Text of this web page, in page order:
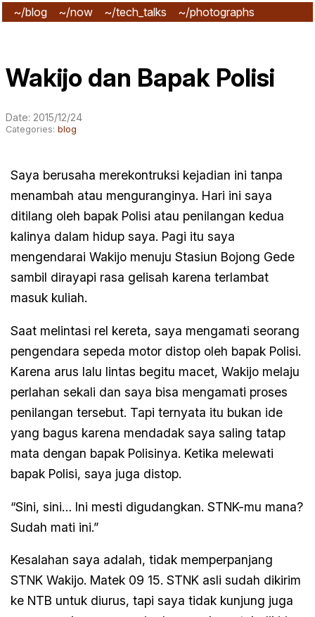
~/blog ~/now ~/tech_talks
~/photographs
Wakijo dan Bapak Polisi
Date: 2015/12/24
Categories:blog
Saya berusaha merekontruksi kejadian ini tanpa
menambah atau menguranginya. Hari ini saya
ditilang oleh bapak Polisi atau penilangan kedua
kalinya dalam hidup saya. Pagi itu saya
mengendarai Wakijo menuju Stasiun Bojong Gede
sambil dirayapi rasa gelisah karena terlambat
masuk kuliah.
Saat melintasi rel kereta, saya mengamati seorang
pengendara sepeda motor distop oleh bapak Polisi.
Karena arus lalu lintas begitu macet, Wakijo melaju
perlahan sekali dan saya bisa mengamati proses
penilangan tersebut. Tapi ternyata itu bukan ide
yang bagus karena mendadak saya saling tatap
mata dengan bapak Polisinya. Ketika melewati
bapak Polisi, saya juga distop.
“Sini, sini… Ini mesti digudangkan. STNK-mu mana?
Sudah mati ini.”
Kesalahan saya adalah, tidak memperpanjang
STNK Wakijo. Matek 09 15. STNK asli sudah dikirim
ke NTB untuk diurus, tapi saya tidak kunjung juga